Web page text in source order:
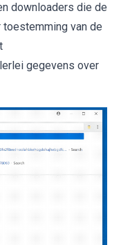
downloaders die de
van de
gegevens over